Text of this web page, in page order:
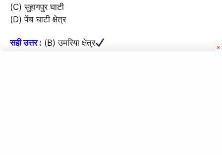
(C) सुहागपुर घाटी
(D) पेंच घाटी क्षेत्र
सही उत्तर : (B) उमरिया क्षेत्र